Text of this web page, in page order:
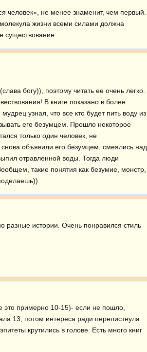
не менее знаменит, чем первый.
жизни всеми силами должна
существование.
богу)), поэтому читать ее очень легко.
В книге показано в более
узнал, что все кто будет пить воду из
его безумцем. Прошло некоторое
только один человек, не
объявили его безумцем, смеялись над
отравленной воды. Тогда люди
такие понятия как безумие, монстр,
разные истории. Очень понравился стиль
это примерно 10-15)- если не пошло,
13, потом интереса ради перелистнула
крутились в голове. Есть много книг